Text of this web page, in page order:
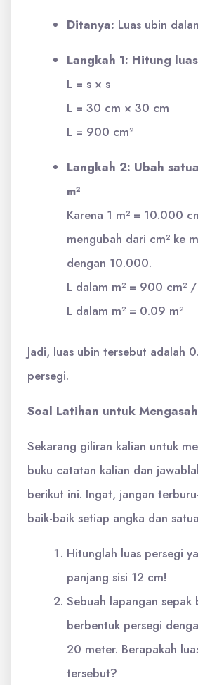
Ditanya: Luas ubin
Langkah 1: Hitung
L = s × s
L = 30 cm × 30 cm
L = 900 cm²
Langkah 2: Ubah
m²
Karena 1 m² = 10.000
mengubah dari cm² ke
dengan 10.000.
L dalam m² = 900 cm²
L dalam m² = 0.09 m²
Jadi, luas ubin tersebut adalah
persegi.
Soal Latihan untuk
Sekarang giliran kalian untuk
buku catatan kalian dan
berikut ini. Ingat, jangan
baik-baik setiap angka dan
Hitunglah luas persegi
panjang sisi 12 cm!
Sebuah lapangan sepak
berbentuk persegi
20 meter. Berapakah
tersebut?